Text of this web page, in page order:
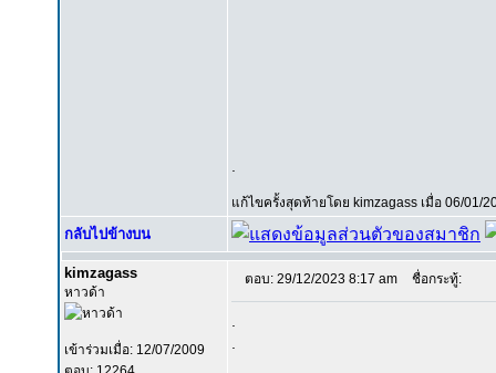
แก้ไขครั้งสุดท้ายโดย kimzagass เมื่อ 06/01/
กลับไปข้างบน
kimzagass
หาวด้า
เข้าร่วมเมื่อ: 12/07/2009
ตอบ: 29/12/2023 8:17 am ชื่อกระทู้: